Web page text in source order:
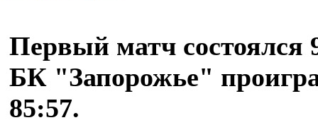
Первый матч состоялся
БК "Запорожье"
85:57.